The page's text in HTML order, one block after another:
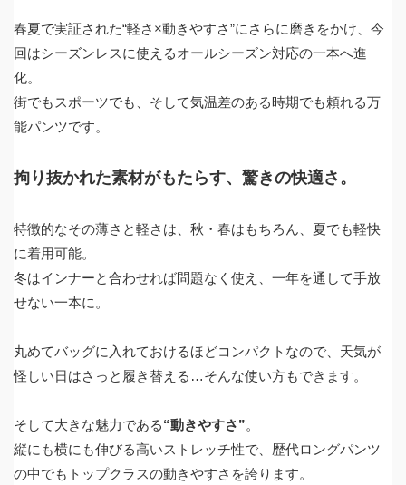
春夏で実証された“軽さ×動きやすさ”にさらに磨きをかけ、今
回はシーズンレスに使えるオールシーズン対応の一本へ進
化。
街でもスポーツでも、そして気温差のある時期でも頼れる万
能パンツです。
拘り抜かれた素材がもたらす、驚きの快適さ。
特徴的なその薄さと軽さは、秋・春はもちろん、夏でも軽快
に着用可能。
冬はインナーと合わせれば問題なく使え、一年を通して手放
せない一本に。
丸めてバッグに入れておけるほどコンパクトなので、天気が
怪しい日はさっと履き替える…そんな使い方もできます。
そして大きな魅力である“動きやすさ”。
縦にも横にも伸びる高いストレッチ性で、歴代ロングパンツ
の中でもトップクラスの動きやすさを誇ります。